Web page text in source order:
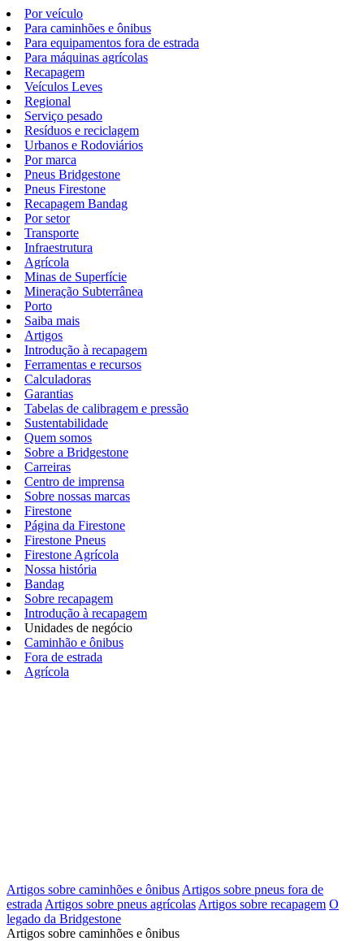
Por veículo
Para caminhões e ônibus
Para equipamentos fora de estrada
Para máquinas agrícolas
Recapagem
Veículos Leves
Regional
Serviço pesado
Resíduos e reciclagem
Urbanos e Rodoviários
Por marca
Pneus Bridgestone
Pneus Firestone
Recapagem Bandag
Por setor
Transporte
Infraestrutura
Agrícola
Minas de Superfície
Mineração Subterrânea
Porto
Saiba mais
Artigos
Introdução à recapagem
Ferramentas e recursos
Calculadoras
Garantias
Tabelas de calibragem e pressão
Sustentabilidade
Quem somos
Sobre a Bridgestone
Carreiras
Centro de imprensa
Sobre nossas marcas
Firestone
Página da Firestone
Firestone Pneus
Firestone Agrícola
Nossa história
Bandag
Sobre recapagem
Introdução à recapagem
Unidades de negócio
Caminhão e ônibus
Fora de estrada
Agrícola
Artigos sobre caminhões e ônibus Artigos sobre pneus fora de
estrada Artigos sobre pneus agrícolas Artigos sobre recapagem O
legado da Bridgestone
Artigos sobre caminhões e ônibus